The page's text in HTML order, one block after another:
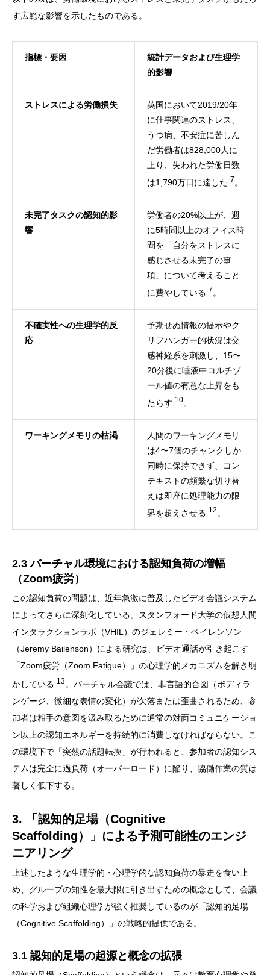
す広範な影響を示したものである。
指標・要因
統計データおよび生理学
的影響
ストレスによる労働損失
英国において2019/20年
に仕事関連のストレス、
うつ病、不安症に苦しん
だ労働者は828,000人に
上り、失われた労働日数
は1,790万日に達した 7 。
未完了タスクの認知的影
響
労働者の20%以上が、週
に5時間以上のオフィス時
間を「自分をストレスに
感じさせる未完了の事
項」について考えること
に費やしている 7 。
不確実性への生理学的反
応
予期せぬ情報の提示やク
リフハンガー的状況は交
感神経系を刺激し、15〜
20分後に唾液中コルチゾ
ール値の有意な上昇をも
たらす 10。
ワーキングメモリの枯渇
人間のワーキングメモリ
は4〜7個のチャンクしか
同時に保持できず、コン
テキストの頻繁な切り替
えは即座に処理能力の限
界を超えさせる 12 。
2.3 バーチャル環境における認知負荷の増幅
（Zoom疲労）
この認知負荷の問題は、近年急激に普及したビデオ会議システム
によってさらに深刻化している。スタンフォード大学の仮想人間
インタラクションラボ（VHIL）のジェレミー・ベイレンソン
（Jeremy Bailenson）による研究は、ビデオ通話が引き起こす
「Zoom疲労（Zoom Fatigue）」の心理学的メカニズムを解き明
かしている 13。バーチャル会議では、非言語的合図（ボディラ
ンゲージ、微細な表情の変化）が欠落または歪曲されるため、参
加者は相手の意図を汲み取るために通常の対面コミュニケーショ
ン以上の認知エネルギーを持続的に消費しなければならない。こ
の環境下で「突然の話題転換」が行われると、参加者の認知シス
テムは完全に過負荷（オーバーロード）に陥り、協働作業の質は
著しく低下する。
3. 「認知的足場（Cognitive
Scaffolding）」による予測可能性のエンジ
ニアリング
上述したような生理学的・心理学的な認知負荷の暴走を食い止
め、グループの知性を最大限に引き出すための概念として、会議
の科学および組織心理学が強く推奨しているのが「認知的足場
（Cognitive Scaffolding）」の戦略的提供である。
3.1 認知的足場の起源と概念の拡張